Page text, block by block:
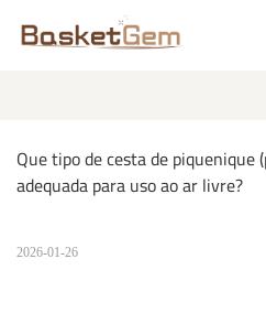
Que tipo de cesta de piquenique
adequada para uso ao ar livre?
2026-01-26